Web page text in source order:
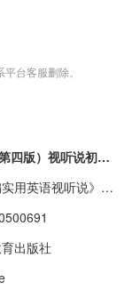
台客服删除。
新编实用英语（第四版）视听说初级教程
英语视听说》教材改编组
出版社